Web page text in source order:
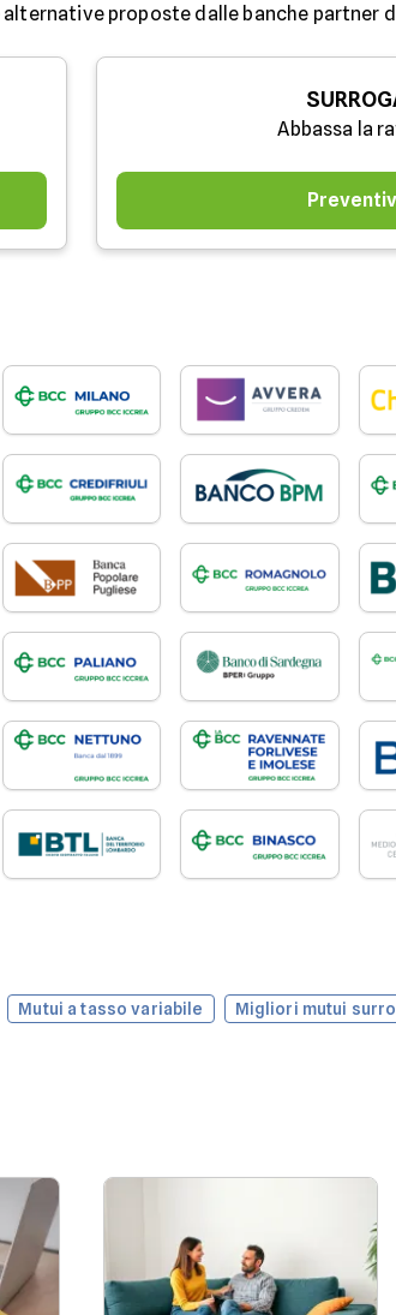
proposte dalle banche partner
Abbassa la
Mutui a tasso variabile Migliori mutui